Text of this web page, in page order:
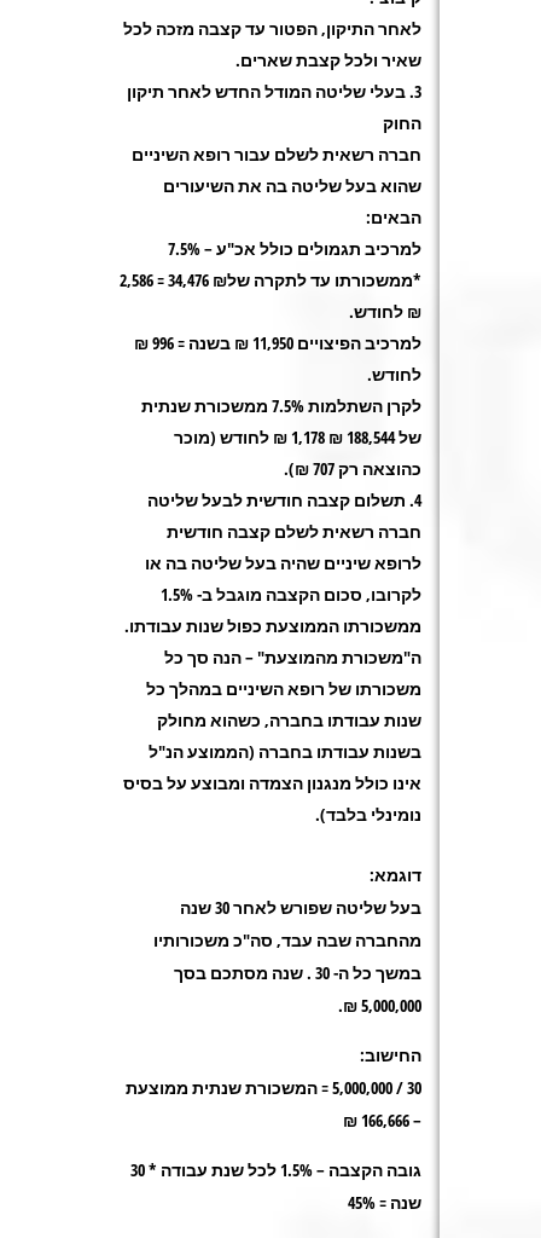
לאחר התיקון, הפטור עד קצבה מזכה לכל
שאיר ולכל קצבת שארים.
בעלי שליטה המודל החדש לאחר תיקון
החוק
חברה רשאית לשלם עבור רופא השיניים
שהוא בעל שליטה בה את השיעורים
הבאים:
למרכיב תגמולים כולל אכ"ע – 7.5%
*ממשכורתו עד לתקרה של₪ 34,476 = 2,586
₪ לחודש.
למרכיב הפיצויים 11,950 ₪ בשנה = 996 ₪
לחודש.
לקרן השתלמות 7.5% ממשכורת שנתית
של 188,544 ₪ 1,178 ₪ לחודש (מוכר
כהוצאה רק 707 ₪
).
תשלום קצבה חודשית לבעל שליטה
חברה רשאית לשלם קצבה חודשית
לרופא שיניים שהיה בעל שליטה בה או
לקרובו, סכום הקצבה מוגבל ב- 1.5%
ממשכורתו הממוצעת כפול שנות עבודתו.
ה"משכורת מהמוצעת" – הנה סך כל
משכורתו של רופא השיניים במהלך כל
שנות עבודתו בחברה, כשהוא מחולק
בשנות עבודתו בחברה (הממוצע הנ"ל
אינו כולל מנגנון הצמדה ומבוצע על בסיס
נומינלי בלבד).
דוגמא:
בעל שליטה שפורש לאחר 30 שנה
מהחברה שבה עבד, סה"כ משכורותיו
במשך כל ה- 30 . שנה מסתכם בסך
5,000,000 ₪
.
החישוב:
30 / 5,000,000 =
המשכורת שנתית ממוצעת
– 166,666 ₪
גובה הקצבה – 1.5% לכל שנת עבודה * 30
שנה = 45%